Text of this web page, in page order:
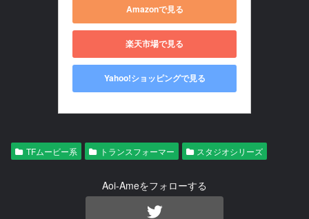
Amazonで見る
楽天市場で見る
Yahoo!ショッピングで見る
TFムービー系 トランスフォーマー スタジオシリーズ
Aoi-Ameをフォローする